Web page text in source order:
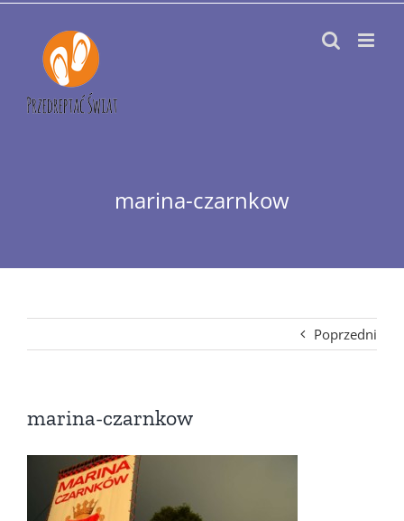
Przejdź
zawartości
marina-czarnkow
Poprzedni
marina-czarnkow